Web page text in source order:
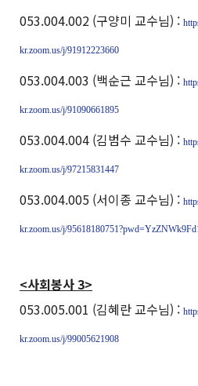
053.004.002 (구양미 교수님) :
kr.zoom.us/j/91912223660
053.004.003 (백순근 교수님) :
kr.zoom.us/j/91090661895
053.004.004 (김범수 교수님) :
kr.zoom.us/j/97215831447
053.004.005 (서이종 교수님) :
kr.zoom.us/j/
<사회봉사 3>
053.005.001 (김혜란 교수님) :
kr.zoom.us/j/99005621908